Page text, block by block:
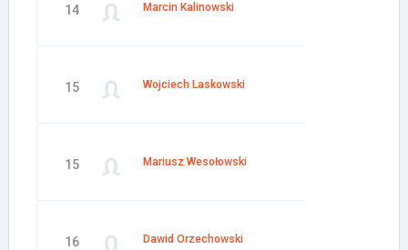
14 Marcin Kalinowski
15 Wojciech Laskowski
15 Mariusz Wesołowski
16 Dawid Orzechowski